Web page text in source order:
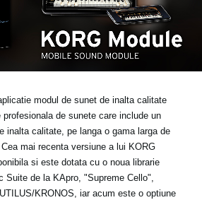
modul de sunet de inalta calitate
de sunete care include un
inalta calitate, pe langa o gama larga de
mai recenta versiune a lui KORG
si este dotata cu o noua librarie
Suite de la KApro, "Supreme Cello",
KRONOS, iar acum este o optiune